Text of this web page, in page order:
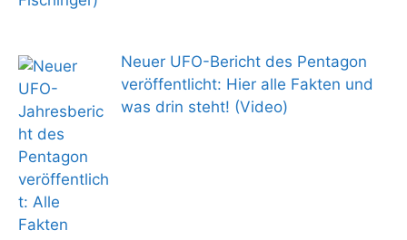
Neuer UFO-Bericht des Pentagon
veröffentlicht: Hier alle Fakten und
was drin steht! (Video)